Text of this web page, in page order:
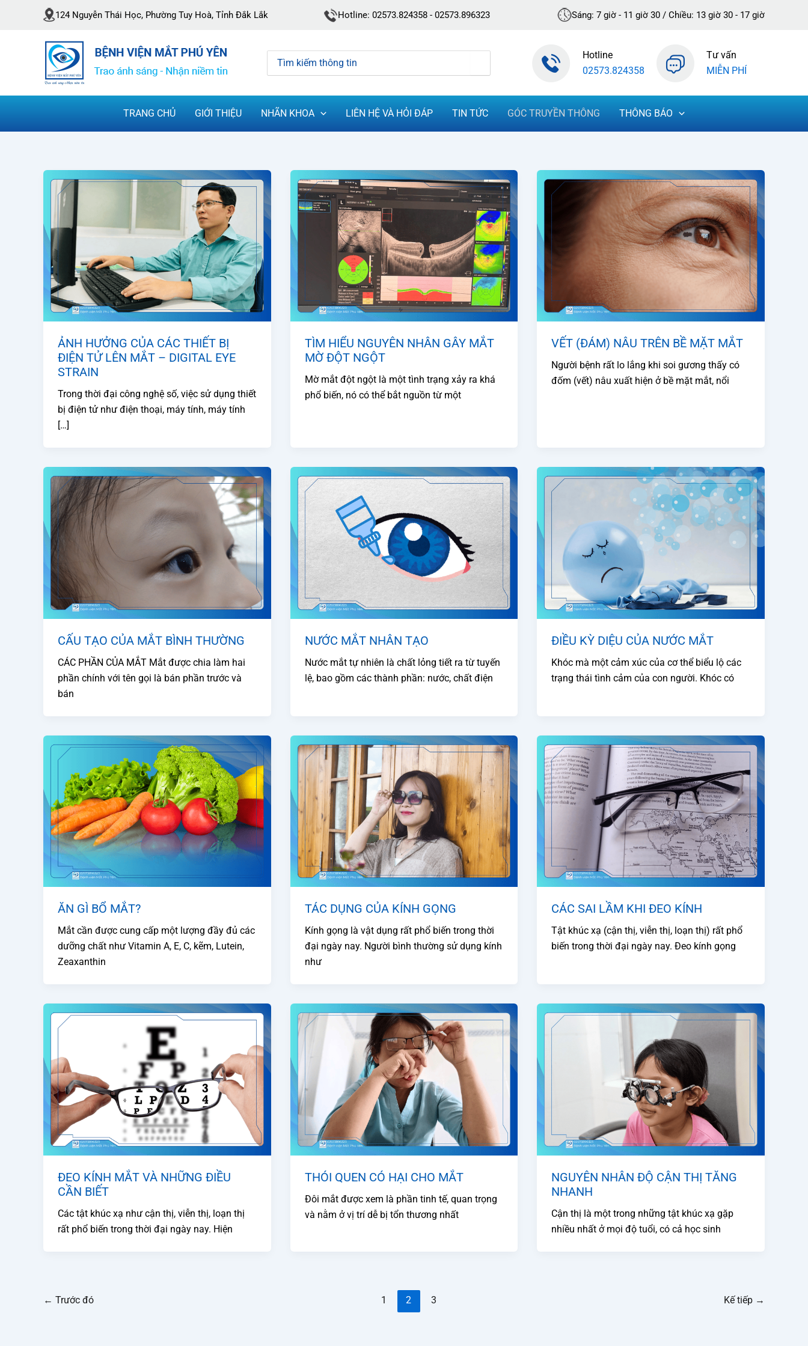
124 Nguyễn Thái Học, Phường Tuy Hoà, Tỉnh Đắk Lắk Hotline: 02573.824358 - 02573.896323 Sáng: 7 giờ - 11 giờ 30 / Chiều: 13 giờ 30 - 17 giờ
Search
for:
Hotline
02573.824358
Tư vấn
MIỄN PHÍ
TRANG CHỦ GIỚI THIỆU NHÃN KHOA LIÊN HỆ VÀ HỎI ĐÁP TIN TỨC GÓC TRUYỀN THÔNG THÔNG BÁO
ẢNH HƯỞNG CỦA CÁC THIẾT BỊ
ĐIỆN TỬ LÊN MẮT – DIGITAL EYE
STRAIN
Trong thời đại công nghệ số, việc sử dụng thiết
bị điện tử như điện thoại, máy tính, máy tính
[…]
TÌM HIỂU NGUYÊN NHÂN GÂY MẮT
MỜ ĐỘT NGỘT
Mờ mắt đột ngột là một tình trạng xảy ra khá
phổ biến, nó có thể bắt nguồn từ một
VẾT (ĐÁM) NÂU TRÊN BỀ MẶT MẮT
Người bệnh rất lo lắng khi soi gương thấy có
đốm (vết) nâu xuất hiện ở bề mặt mắt, nổi
CẤU TẠO CỦA MẮT BÌNH THƯỜNG
CÁC PHẦN CỦA MẮT Mắt được chia làm hai
phần chính với tên gọi là bán phần trước và
bán
NƯỚC MẮT NHÂN TẠO
Nước mắt tự nhiên là chất lỏng tiết ra từ tuyến
lệ, bao gồm các thành phần: nước, chất điện
ĐIỀU KỲ DIỆU CỦA NƯỚC MẮT
Khóc mà một cảm xúc của cơ thể biểu lộ các
trạng thái tình cảm của con người. Khóc có
ĂN GÌ BỔ MẮT?
Mắt cần được cung cấp một lượng đầy đủ các
dưỡng chất như Vitamin A, E, C, kẽm, Lutein,
Zeaxanthin
TÁC DỤNG CỦA KÍNH GỌNG
Kính gọng là vật dụng rất phổ biến trong thời
đại ngày nay. Người bình thường sử dụng kính
như
CÁC SAI LẦM KHI ĐEO KÍNH
Tật khúc xạ (cận thị, viễn thị, loạn thị) rất phổ
biến trong thời đại ngày nay. Đeo kính gọng
ĐEO KÍNH MẮT VÀ NHỮNG ĐIỀU
CẦN BIẾT
Các tật khúc xạ như cận thị, viễn thị, loạn thị
rất phổ biến trong thời đại ngày nay. Hiện
THÓI QUEN CÓ HẠI CHO MẮT
Đôi mắt được xem là phần tinh tế, quan trọng
và nằm ở vị trí dễ bị tổn thương nhất
NGUYÊN NHÂN ĐỘ CẬN THỊ TĂNG
NHANH
Cận thị là một trong những tật khúc xạ gặp
nhiều nhất ở mọi độ tuổi, có cả học sinh
← Trước đó 1 2 3 Kế tiếp →